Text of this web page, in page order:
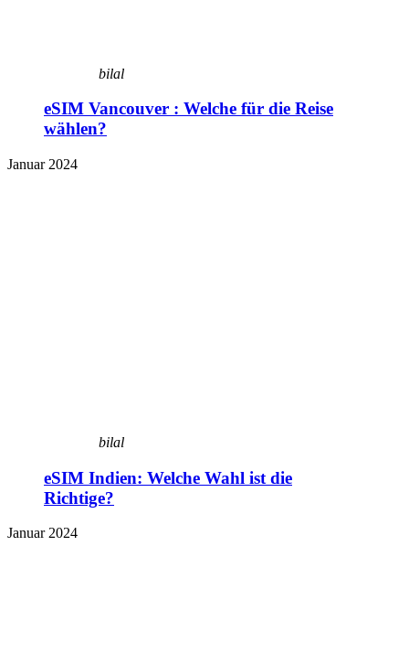
bilal
eSIM Vancouver : Welche für die Reise
wählen?
Januar 2024
bilal
eSIM Indien: Welche Wahl ist die
Richtige?
Januar 2024